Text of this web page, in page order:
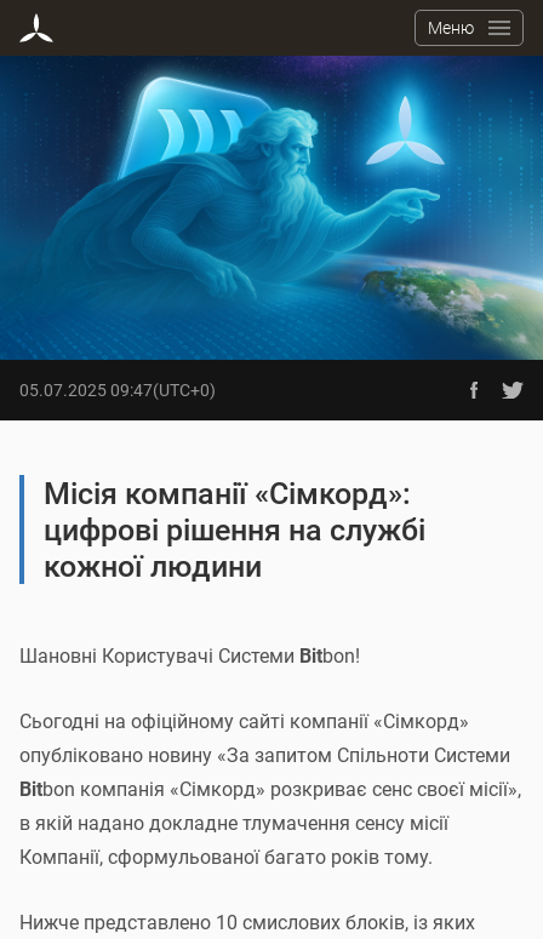
Меню
05.07.2025 09:47(UTC+0)
Місія компанії «Сімкорд»:
цифрові рішення на службі
кожної людини
Шановні Користувачі Системи Bitbon!
Сьогодні на офіційному сайті компанії «Сімкорд»
опубліковано новину «За запитом Спільноти Системи
Bitbon компанія «Сімкорд» розкриває сенс своєї місії»,
в якій надано докладне тлумачення сенсу місії
Компанії, сформульованої багато років тому.
Нижче представлено 10 смислових блоків, із яких
19.05.2025 15:54 (UTC+0)
задіяння ресурсів зі спеціального
Assetbox Першого оператора
Системи Bitbon
задіяння
bon [ ] зі спеціального Assetbox
Першого оператора
з метою забезпечення запуску
Операторів СистемиBitbon i , проведення
маркетингових заходів, спрямованих на активний